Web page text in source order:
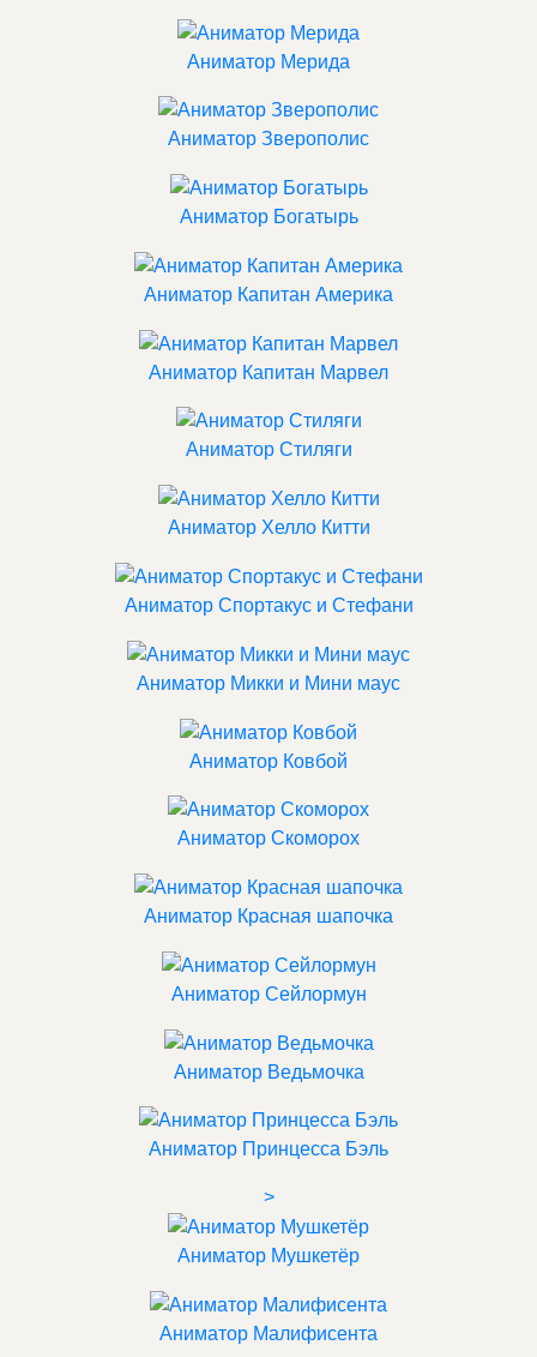
Аниматор Мерида
Аниматор Зверополис
Аниматор Богатырь
Аниматор Капитан Америка
Аниматор Капитан Марвел
Аниматор Стиляги
Аниматор Хелло Китти
Аниматор Спортакус и Стефани
Аниматор Микки и Мини маус
Аниматор Ковбой
Аниматор Скоморох
Аниматор Красная шапочка
Аниматор Сейлормун
Аниматор Ведьмочка
Аниматор Принцесса Бэль
>
Аниматор Мушкетёр
Аниматор Малифисента